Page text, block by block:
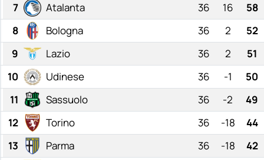
7
Atalanta 36 16
58
8
Bologna 36 2
52
9
Lazio 36 2
51
10
Udinese 36 -1
50
11
Sassuolo 36 -2
49
12
Torino 36 -18
44
13
Parma 36 -18
42